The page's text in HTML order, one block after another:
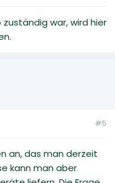
war, wird hier
#5
an, das man derzeit
kann man aber